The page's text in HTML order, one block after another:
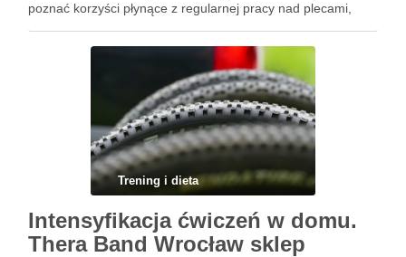
poznać korzyści płynące z regularnej pracy nad plecami,
Trening i dieta
Intensyfikacja ćwiczeń w domu.
Thera Band Wrocław sklep